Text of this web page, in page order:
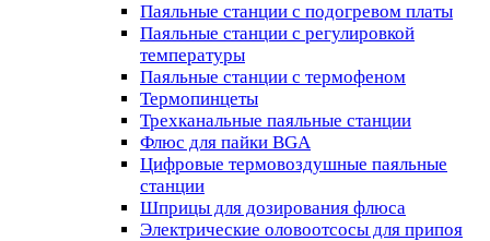
Паяльные станции с подогревом платы
Паяльные станции с регулировкой
температуры
Паяльные станции с термофеном
Термопинцеты
Трехканальные паяльные станции
Флюс для пайки BGA
Цифровые термовоздушные паяльные
станции
Шприцы для дозирования флюса
Электрические оловоотсосы для припоя